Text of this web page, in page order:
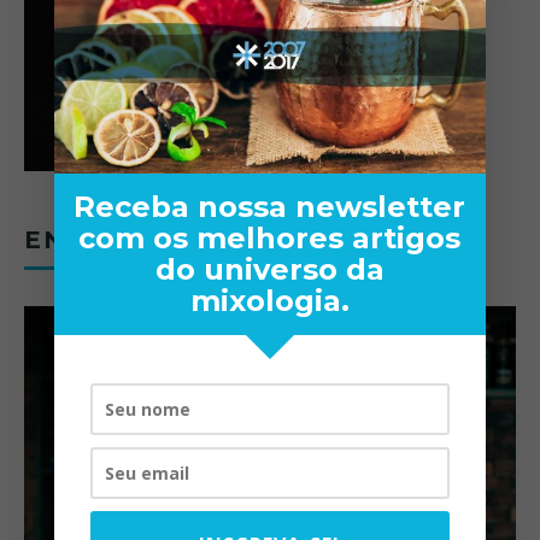
ENTREVISTAS
Receba nossa newsletter
com os melhores artigos
do universo da
mixologia.